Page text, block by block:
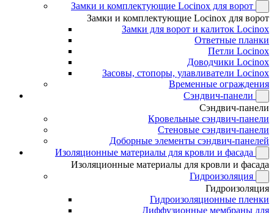
Замки и комплектующие Locinox для ворот
Замки и комплектующие Locinox для ворот
Замки для ворот и калиток Locinox
Ответные планки
Петли Locinox
Доводчики Locinox
Засовы, стопоры, улавливатели Locinox
Временные ограждения
Сэндвич-панели
Сэндвич-панели
Кровельные сэндвич-панели
Стеновые сэндвич-панели
Доборные элементы сэндвич-панелей
Изоляционные материалы для кровли и фасада
Изоляционные материалы для кровли и фасада
Гидроизоляция
Гидроизоляция
Гидроизоляционные пленки
Диффузионные мембраны для